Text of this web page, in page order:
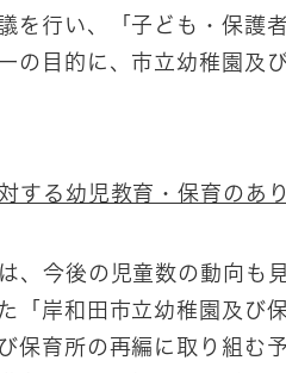
を行い、「子ども・保護
の目的に、市立幼稚園及
する幼児教育・保育のあ
、今後の児童数の動向も
「岸和田市立幼稚園及び
保育所の再編に取り組む